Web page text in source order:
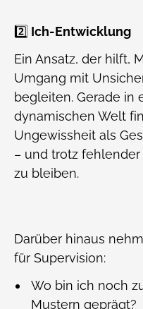
2️⃣ Ich-Entwicklung
Ein Ansatz, der hilft,
Umgang mit
begleiten. Gerade in
dynamischen Welt
Ungewissheit als
– und trotz
zu bleiben.
Darüber hinaus
für Supervision:
Wo bin ich noch
Mustern geprägt?